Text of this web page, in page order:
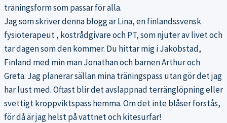
träningsform som passar för alla.
Jag som skriver denna blogg är Lina, en finlandssvensk
fysioterapeut , kostrådgivare och PT, som njuter av livet och
tar dagen som den kommer. Du hittar mig i Jakobstad,
Finland med min man Jonathan och barnen Arthur och
Greta. Jag planerar sällan mina träningspass utan gör det jag
har lust med. Oftast blir det avslappnad terränglöpning eller
svettigt kroppviktspass hemma. Om det inte blåser förstås,
för då är jag helst på vattnet och kitesurfar!